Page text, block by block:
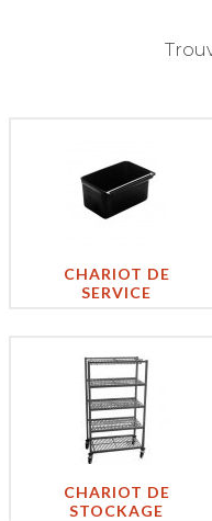
CHARIOT DE
SERVICE
CHARIOT DE
STOCKAGE